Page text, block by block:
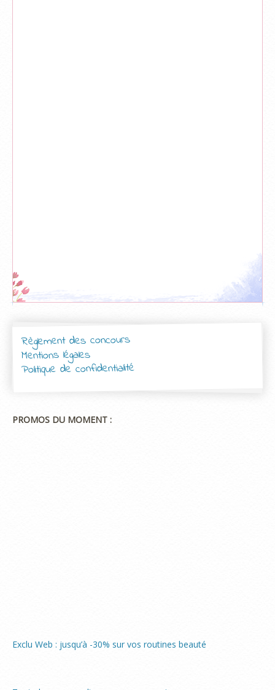
Règlement des concours
Mentions légales
Politique de confidentialité
PROMOS DU MOMENT :
Exclu Web : jusqu’à -30% sur vos routines beauté